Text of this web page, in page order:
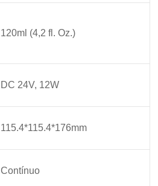
120ml (4,2 fl. Oz.)
DC 24V, 12W
115.4*115.4*176mm
Contínuo